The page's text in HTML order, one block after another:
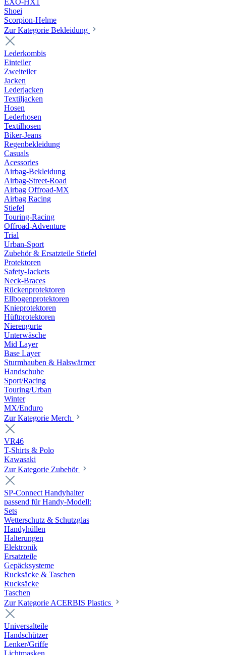
EXO-HX1
Shoei
Scorpion-Helme
Zur Kategorie Bekleidung
Lederkombis
Einteiler
Zweiteiler
Jacken
Lederjacken
Textiljacken
Hosen
Lederhosen
Textilhosen
Biker-Jeans
Regenbekleidung
Casuals
Acessories
Airbag-Bekleidung
Airbag-Street-Road
Airbag Offroad-MX
Airbag Racing
Stiefel
Touring-Racing
Offroad-Adventure
Trial
Urban-Sport
Zubehör & Ersatzteile Stiefel
Protektoren
Safety-Jackets
Neck-Braces
Rückenprotektoren
Ellbogenprotektoren
Knieprotektoren
Hüftprotektoren
Nierengurte
Unterwäsche
Mid Layer
Base Layer
Sturmhauben & Halswärmer
Handschuhe
Sport/Racing
Touring/Urban
Winter
MX/Enduro
Zur Kategorie Merch
VR46
T-Shirts & Polo
Kawasaki
Zur Kategorie Zubehör
SP-Connect Handyhalter
passend für Handy-Modell:
Sets
Wetterschutz & Schutzglas
Handyhüllen
Halterungen
Elektronik
Ersatzteile
Gepäcksysteme
Rucksäcke & Taschen
Rucksäcke
Taschen
Zur Kategorie ACERBIS Plastics
Universalteile
Handschützer
Lenker/Griffe